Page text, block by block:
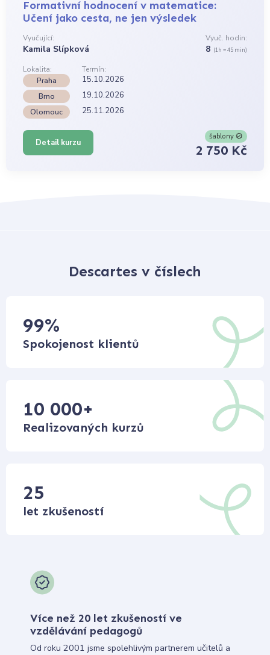
Formativní hodnocení v matematice:
Učení jako cesta, ne jen výsledek
Vyučující:
Kamila Slípková
Vyuč. hodin:
8 (1h = 45 min)
Lokalita:
Termín:
Praha
15.10.2026
Brno 19.10.2026
Olomouc 25.11.2026
Detail kurzu
šablony
2 750 Kč
Descartes v číslech
99%
Spokojenost klientů
10 000+
Realizovaných kurzů
25
let zkušeností
Více než 20 let zkušeností ve
vzdělávání pedagogů
Od roku 2001 jsme spolehlivým partnerem učitelů a